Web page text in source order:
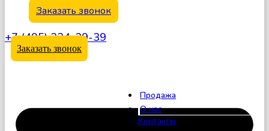
Заказать звонок
+7 (495) 324-39-39
Заказать звонок
Продажа
О нас
Контакты